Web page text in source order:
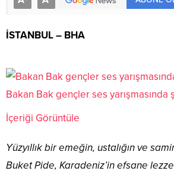
İSTANBUL – BHA
Bakan Bak gençler ses yarışmasında
İçeriği Görüntüle
Yüzyıllık bir emeğin, ustalığın ve
Buket Pide, Karadeniz’in efsane